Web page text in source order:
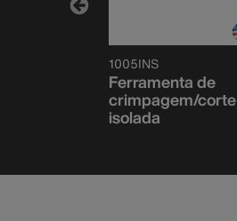
1005INS
Ferramenta de
crimpagem/corte
isolada